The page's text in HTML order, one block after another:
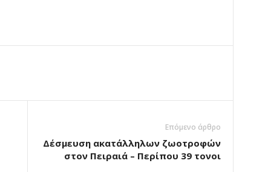
Επόμενο άρθρο
Δέσμευση ακατάλληλων ζωοτροφών
στον Πειραιά – Περίπου 39 τονοι